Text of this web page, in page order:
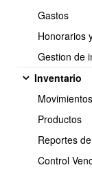
Gastos
Honorarios
Gestion de
Inventario
Productos
Reportes
Control
Seleccionar el tipo